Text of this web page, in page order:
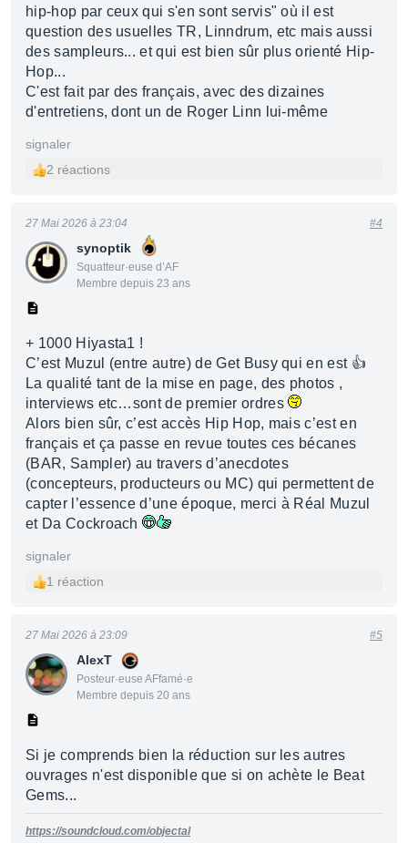
hip-hop par ceux qui s'en sont servis" où il est
question des usuelles TR, Linndrum, etc mais aussi
des sampleurs... et qui est bien sûr plus orienté Hip-
Hop...
C'est fait par des français, avec des dizaines
d'entretiens, dont un de Roger Linn lui-même
signaler
2 réactions
synoptik
Squatteur·euse d’AF
Membre depuis 23 ans
27 Mai 2026 à 23:04 #4
+ 1000 Hiyasta1 !
C’est Muzul (entre autre) de Get Busy qui en est 👍
La qualité tant de la mise en page, des photos ,
interviews etc…sont de premier ordres
Alors bien sûr, c’est accès Hip Hop, mais c’est en
français et ça passe en revue toutes ces bécanes
(BAR, Sampler) au travers d’anecdotes
(concepteurs, producteurs ou MC) qui permettent de
capter l’essence d’une époque, merci à Réal Muzul
et Da Cockroach
signaler
1 réaction
AlexT
Posteur·euse AFfamé·e
Membre depuis 20 ans
27 Mai 2026 à 23:09 #5
Si je comprends bien la réduction sur les autres
ouvrages n'est disponible que si on achète le Beat
Gems...
https://soundcloud.com/objectal